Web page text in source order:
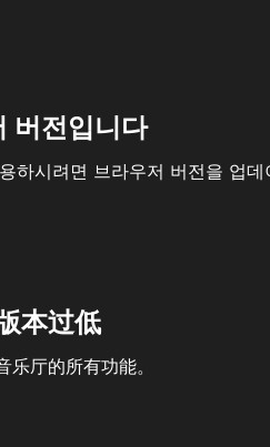
버전입니다
하시려면 브라우저 버전을 업
本过低
厅的所有功能。